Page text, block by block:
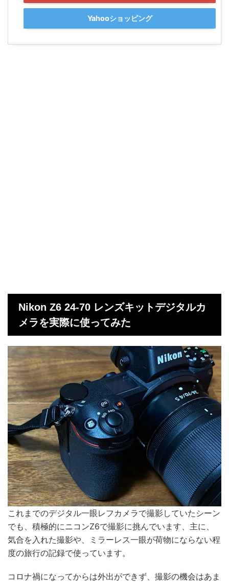
Yahooショッピング
Nikon Z6 24-70 レンズキットデジタルカ
メラを実際に使ってみた
これまでのデジタル一眼レフカメラで撮影していたシーン
でも、積極的にニコンZ6で撮影に挑んでいます、主に、
気合を入れた撮影や、ミラーレス一眼が荷物にならない程
度の旅行の記録で使っています。
コロナ禍になってからは外出ができず、撮影の機会はあま